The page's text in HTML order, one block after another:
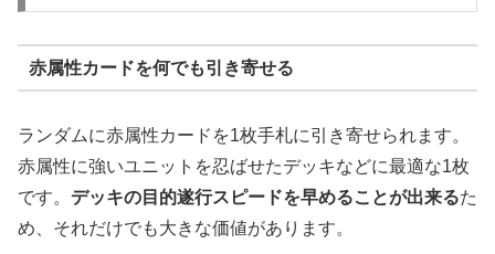
赤属性カードを何でも引き寄せる
ランダムに赤属性カードを1枚手札に引き寄せられます。
赤属性に強いユニットを忍ばせたデッキなどに最適な1枚
です。 デッキの目的遂行スピードを早めることが出来るた
め、それだけでも大きな価値があります。